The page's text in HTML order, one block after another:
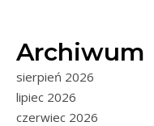
Archiwum
sierpień 2026
lipiec 2026
czerwiec 2026